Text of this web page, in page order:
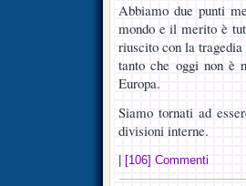
Abbiamo due punti
mondo e il merito è
riuscito con la
tanto che oggi non è
Europa.
Siamo tornati ad
divisioni interne.
[106] Commenti